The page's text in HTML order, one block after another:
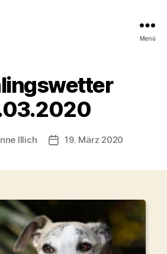
Menü
Illich Veröffentlichungsdatum
19. März 2020